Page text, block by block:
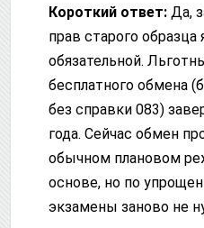
Короткий ответ: Да,
прав старого образца
обязательной.
бесплатного обмена
без справки 083)
года. Сейчас обмен
обычном плановом
основе, но по
экзамены заново не